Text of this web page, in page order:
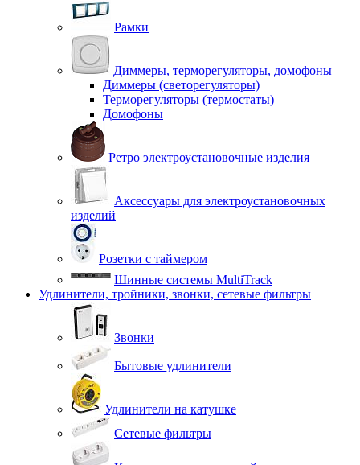
Рамки
Диммеры, терморегуляторы, домофоны
Диммеры (светорегуляторы)
Терморегуляторы (термостаты)
Домофоны
Ретро электроустановочные изделия
Аксессуары для электроустановочных
изделий
Розетки с таймером
Шинные системы MultiTrack
Удлинители, тройники, звонки, сетевые фильтры
Звонки
Бытовые удлинители
Удлинители на катушке
Сетевые фильтры